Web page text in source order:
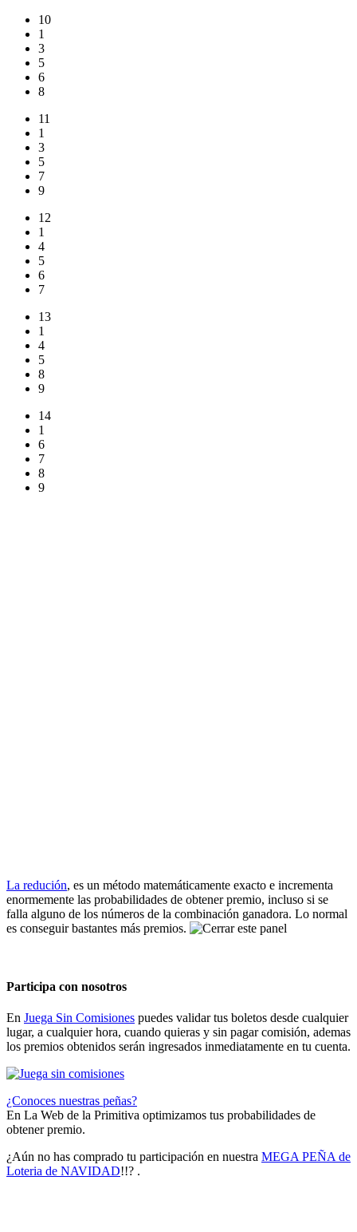
10
1
3
5
6
8
11
1
3
5
7
9
12
1
4
5
6
7
13
1
4
5
8
9
14
1
6
7
8
9
La redución, es un método matemáticamente exacto e incrementa
enormemente las probabilidades de obtener premio, incluso si se
falla alguno de los números de la combinación ganadora. Lo normal
es conseguir bastantes más premios.
Participa con nosotros
En Juega Sin Comisiones puedes validar tus boletos desde cualquier
lugar, a cualquier hora, cuando quieras y sin pagar comisión, ademas
los premios obtenidos serán ingresados inmediatamente en tu cuenta.
¿Conoces nuestras peñas?
En La Web de la Primitiva optimizamos tus probabilidades de
obtener premio.
¿Aún no has comprado tu participación en nuestra MEGA PEÑA de
Loteria de NAVIDAD!!? .